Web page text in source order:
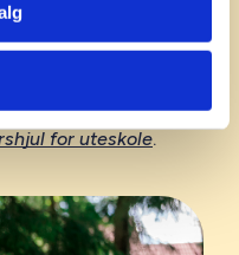
man kan gjøre
for uteskole.